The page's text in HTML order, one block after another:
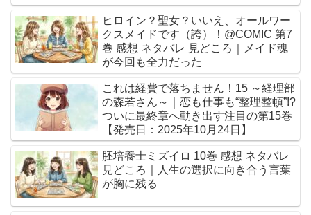
ヒロイン？聖女？いいえ、オールワー
クスメイドです（誇）！@COMIC 第7
巻 感想 ネタバレ 見どころ｜メイド魂
が今回も全力だった
これは経費で落ちません！15 ～経理部
の森若さん～｜恋も仕事も“整理整頓”!?
ついに最終章へ動き出す注目の第15巻
【発売日：2025年10月24日】
胚培養士ミズイロ 10巻 感想 ネタバレ
見どころ｜人生の選択に向き合う言葉
が胸に残る